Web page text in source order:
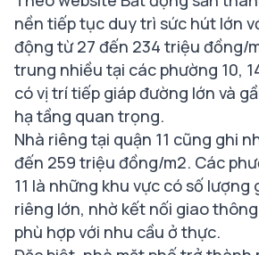
nền tiếp tục duy trì sức hút lớn
động từ 27 đến 234 triệu đồng/
trung nhiều tại các phường 10,
có vị trí tiếp giáp đường lớn và
hạ tầng quan trọng.
Nhà riêng tại quận 11 cũng ghi
đến 259 triệu đồng/m2. Các
11 là những khu vực có số lượng
riêng lớn, nhờ kết nối giao
phù hợp với nhu cầu ở thực.